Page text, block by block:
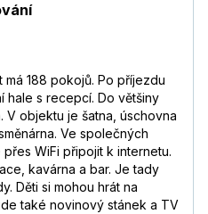
188 pokojů. Po příjezdu
hale s recepcí. Do většiny
objektu je šatna, úschovna
Ve společných
WiFi připojit k internetu.
kavárna a bar. Je tady
Děti si mohou hrát na
také novinový stánek a TV